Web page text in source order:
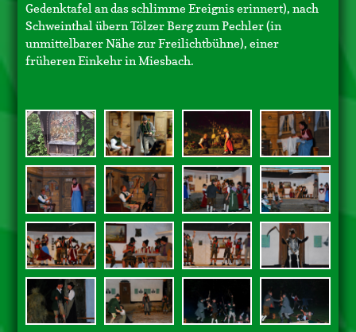
Gedenktafel an das schlimme Ereignis erinnert), nach
Schweinthal übern Tölzer Berg zum Pechler (in
unmittelbarer Nähe zur Freilichtbühne), einer
früheren Einkehr in Miesbach.